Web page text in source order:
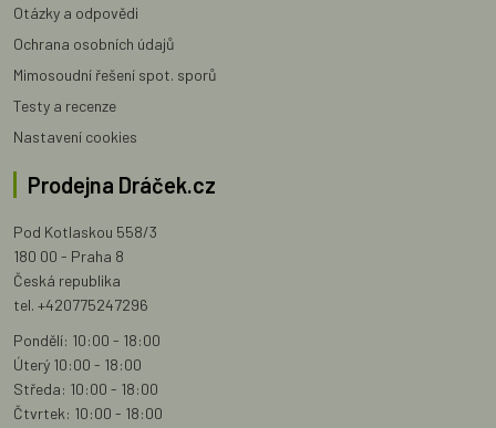
Otázky a odpovědi
Ochrana osobních údajů
Mimosoudní řešení spot. sporů
Testy a recenze
Nastavení cookies
Prodejna Dráček.cz
Pod Kotlaskou 558/3
180 00 - Praha 8
Česká republika
tel. +420775247296
Pondělí: 10:00 - 18:00
Úterý 10:00 - 18:00
Středa: 10:00 - 18:00
Čtvrtek: 10:00 - 18:00